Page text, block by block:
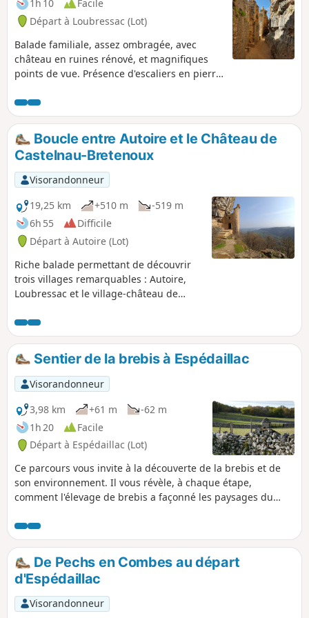
1h 10
Facile
Départ à Loubressac (Lot)
Balade familiale, assez ombragée, avec
château en ruines rénové, et magnifiques
points de vue. Présence d'escaliers en pierre
facile, mais un peu proche du bord de la
falaise parfois.
Boucle entre Autoire et le Château de
Castelnau-Bretenoux
Visorandonneur
19,25 km
+510 m
-519 m
6h 55
Difficile
Départ à Autoire (Lot)
Riche balade permettant de découvrir
trois villages remarquables : Autoire,
Loubressac et le village-château de
d'Autoire est un autre site à visiter
absolument. Le crochet par le Château
des Anglais mérite aussi le détour.
Beaucoup de paysages variés, du
causse calcaire et ses falaises, à la
vallée encaissée de l'Autoire, en passant
par la large plaine de la Bave, paysages
parsemés de manoirs et d'architecture
traditionnelle de grand intérêt.
Sentier de la brebis à Espédaillac
Visorandonneur
3,98 km
+61 m
-62 m
1h 20
Facile
Départ à Espédaillac (Lot)
Ce parcours vous invite à la découverte de la brebis et de
son environnement. Il vous révèle, à chaque étape,
comment l'élevage de brebis a façonné les paysages du
De Pechs en Combes au départ
d'Espédaillac
Visorandonneur